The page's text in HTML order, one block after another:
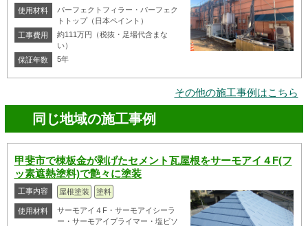
使用材料
パーフェクトフィラー・パーフェク
トトップ（日本ペイント）
工事費用
約111万円（税抜・足場代含まな
い）
保証年数
5年
その他の施工事例はこちら
同じ地域の施工事例
甲斐市で棟板金が剥げたセメント瓦屋根をサーモアイ４F(フ
ッ素遮熱塗料)で艶々に塗装
工事内容 屋根塗装 塗料
使用材料
サーモアイ４F・サーモアイシーラ
ー・サーモアイプライマー・塩ビソ